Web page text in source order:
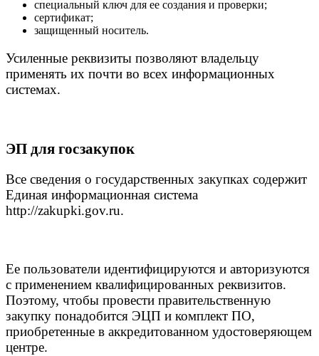
специальный ключ для ее создания и проверки;
сертификат;
защищенный носитель.
Усиленные реквизиты позволяют владельцу
применять их почти во всех информационных
системах.
ЭП для госзакупок
Все сведения о государственных закупках содержит
Единая информационная система
http://zakupki.gov.ru.
Ее пользователи идентифицируются и авторизуются
с применением квалифицированных реквизитов.
Поэтому, чтобы провести правительственную
закупку понадобится ЭЦП и комплект ПО,
приобретенные в аккредитованном удостоверяющем
центре.